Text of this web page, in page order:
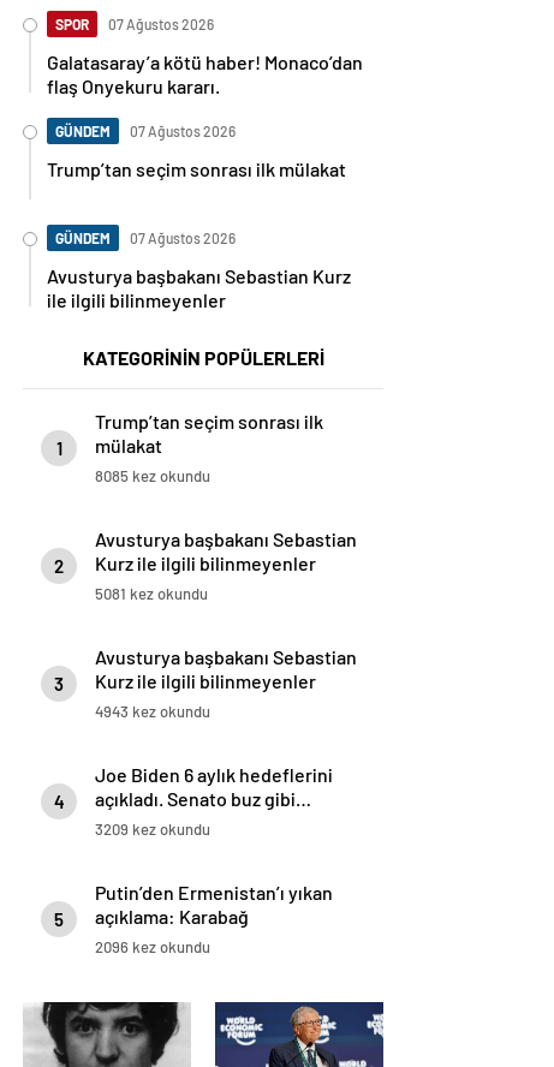
SPOR 07 Ağustos 2026
Galatasaray’a kötü haber! Monaco’dan
flaş Onyekuru kararı.
GÜNDEM 07 Ağustos 2026
Trump’tan seçim sonrası ilk mülakat
GÜNDEM 07 Ağustos 2026
Avusturya başbakanı Sebastian Kurz
ile ilgili bilinmeyenler
KATEGORİNİN POPÜLERLERİ
1
Trump’tan seçim sonrası ilk
mülakat
8085 kez okundu
2
Avusturya başbakanı Sebastian
Kurz ile ilgili bilinmeyenler
5081 kez okundu
3
Avusturya başbakanı Sebastian
Kurz ile ilgili bilinmeyenler
4943 kez okundu
4
Joe Biden 6 aylık hedeflerini
açıkladı. Senato buz gibi…
3209 kez okundu
5
Putin’den Ermenistan’ı yıkan
açıklama: Karabağ
Azerbaycan’ın ayrılmaz bir
2096 kez okundu